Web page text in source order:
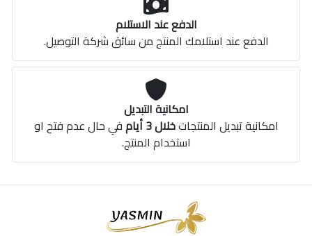
الدفع عند الاستلام
الدفع عند استلامك المنتج من سائق شركة التوصيل.
امكانية التبديل
امكانية تبديل المنتجاتخلال 3 أيام
في حال عدم فتح او
استخدام المنتج.